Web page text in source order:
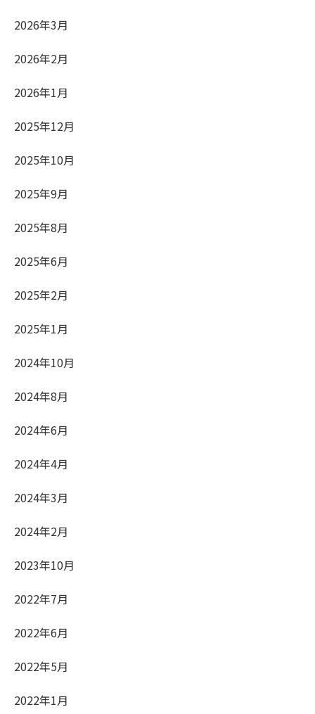
2026年3月
2026年2月
2026年1月
2025年12月
2025年10月
2025年9月
2025年8月
2025年6月
2025年2月
2025年1月
2024年10月
2024年8月
2024年6月
2024年4月
2024年3月
2024年2月
2023年10月
2022年7月
2022年6月
2022年5月
2022年1月